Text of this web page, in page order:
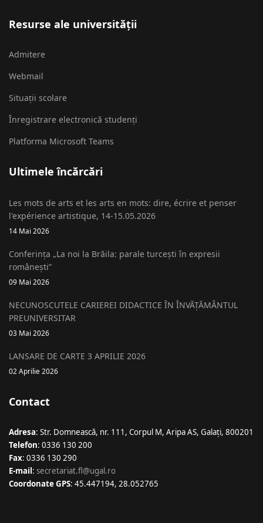
Resurse ale universității
Admitere
Webmail
Situații scolare
Înregistrare electronică studenți
Platforma Microsoft Teams
Ultimele încărcări
Les mots de arts et les arts en mots: dire, écrire et penser
l'expérience artistique, 14-15.05.2026
14 Mai 2026
Conferința „La noi la Brăila: parale turcești în expresii
românești”
09 Mai 2026
NECUNOSCUTELE CARIEREI DIDACTICE ÎN ÎNVĂȚĂMÂNTUL
PREUNIVERSITAR
03 Mai 2026
LANSARE DE CARTE 3 APRILIE 2026
02 Aprilie 2026
Contact
Adresa: Str. Domnească, nr. 111, Corpul M, Aripa AS, Galaţi, 800201
Telefon: 0336 130 200
Fax: 0336 130 290
E-mail: secretariat.fl@ugal.ro
Coordonate GPS: 45.447194, 28.052765